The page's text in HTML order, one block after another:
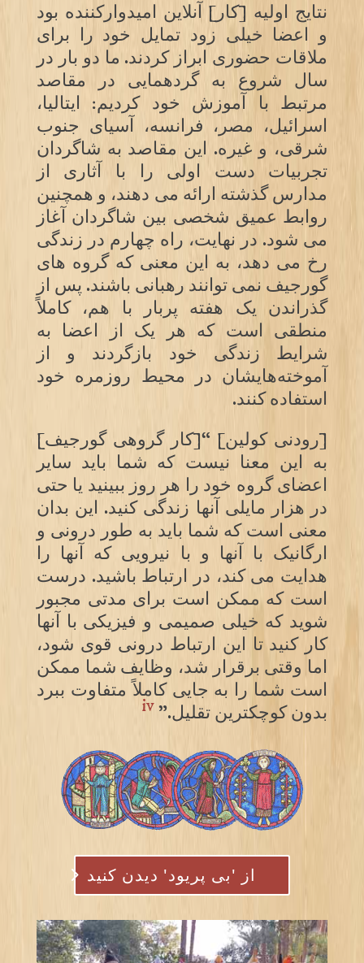
نتایج اولیه [کار] آنلاین امیدوارکننده بود
و اعضا خیلی زود تمایل خود را برای
ملاقات حضوری ابراز کردند. ما دو بار در
سال شروع به گردهمایی در مقاصد
مرتبط با آموزش خود کردیم: ایتالیا،
اسرائیل، مصر، فرانسه، آسیای جنوب
شرقی، و غیره. این مقاصد به شاگردان
تجربیات دست اولی را با آثاری از
مدارس گذشته ارائه می دهند، و همچنین
روابط عمیق شخصی بین شاگردان آغاز
می شود. در نهایت، راه چهارم در زندگی
رخ می دهد، به این معنی که گروه های
گورجیف نمی توانند رهبانی باشند. پس از
گذراندن یک هفته پربار با هم، کاملاً
منطقی است که هر یک از اعضا به
شرایط زندگی خود بازگردند و از
آموخته‌هایشان در محیط روزمره خود
استفاده کنند.
[رودنی کولین] “[کار گروهی گورجیف]
به این معنا نیست که شما باید سایر
اعضای گروه خود را هر روز ببینید یا حتی
در هزار مایلی آنها زندگی کنید. این بدان
معنی است که شما باید به طور درونی و
ارگانیک با آنها و با نیرویی که آنها را
هدایت می کند، در ارتباط باشید. درست
است که ممکن است برای مدتی مجبور
شوید که خیلی صمیمی و فیزیکی با آنها
کار کنید تا این ارتباط درونی قوی شود،
اما وقتی برقرار شد، وظایف شما ممکن
است شما را به جایی کاملاً متفاوت ببرد
بدون کوچکترین تقلیل.”iv
از 'بی پریود' دیدن کنید